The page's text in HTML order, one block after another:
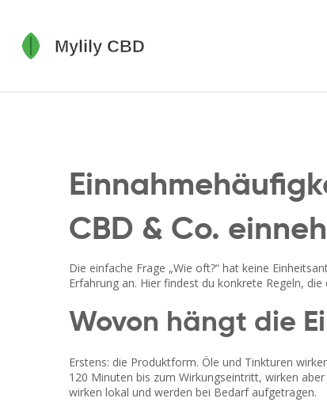
CBD & Co.
Die einfache Frage „Wie oft?“ hat keine
Erfahrung an. Hier findest du konkrete Regeln,
Wovon hängt die
Erstens: die Produktform. Öle und Tinkturen
120 Minuten bis zum Wirkungseintritt, wirken
wirken lokal und werden bei Bedarf aufgetragen.